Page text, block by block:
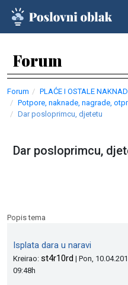
Forum
Forum
PLAĆE I OSTALE
Potpore, naknade, nagrade,
Dar posloprimcu, djetetu
Dar posloprimcu,
Popis tema
Isplata dara u naravi
Kreirao: st4r10rd | Pon,
09:48h